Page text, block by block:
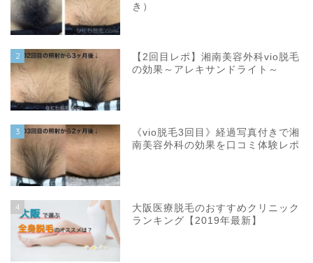
き）
2
【2回目レポ】湘南美容外科vio脱毛
の効果～アレキサンドライト～
3
《vio脱毛3回目》経過写真付きで湘
南美容外科の効果を口コミ体験レポ
4
大阪医療脱毛のおすすめクリニック
ランキング【2019年最新】